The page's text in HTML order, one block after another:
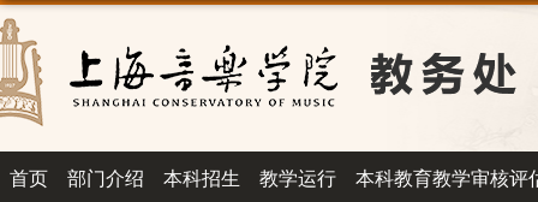
首页 部门介绍 本科招生 教学运行 本科教育教学审核评